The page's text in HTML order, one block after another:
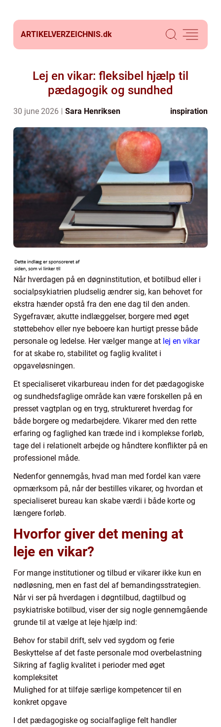
ARTIKELVERZEICHNIS.dk
Lej en vikar: fleksibel hjælp til
pædagogik og sundhed
30 june 2026 Sara Henriksen inspiration
Når hverdagen på en døgninstitution, et botilbud eller i
socialpsykiatrien pludselig ændrer sig, kan behovet for
ekstra hænder opstå fra den ene dag til den anden.
Sygefravær, akutte indlæggelser, borgere med øget
støttebehov eller nye beboere kan hurtigt presse både
personale og ledelse. Her vælger mange at lej en vikar
for at skabe ro, stabilitet og faglig kvalitet i
opgaveløsningen.
Et specialiseret vikarbureau inden for det pædagogiske
og sundhedsfaglige område kan være forskellen på en
presset vagtplan og en tryg, struktureret hverdag for
både borgere og medarbejdere. Vikarer med den rette
erfaring og faglighed kan træde ind i komplekse forløb,
tage del i relationelt arbejde og håndtere konflikter på en
professionel måde.
Nedenfor gennemgås, hvad man med fordel kan være
opmærksom på, når der bestilles vikarer, og hvordan et
specialiseret bureau kan skabe værdi i både korte og
længere forløb.
Hvorfor giver det mening at
leje en vikar?
For mange institutioner og tilbud er vikarer ikke kun en
nødløsning, men en fast del af bemandingsstrategien.
Når vi ser på hverdagen i døgntilbud, dagtilbud og
psykiatriske botilbud, viser der sig nogle gennemgående
grunde til at vælge at leje hjælp ind:
Behov for stabil drift, selv ved sygdom og ferie
Beskyttelse af det faste personale mod overbelastning
Sikring af faglig kvalitet i perioder med øget
kompleksitet
Mulighed for at tilføje særlige kompetencer til en
konkret opgave
I det pædagogiske og socialfaglige felt handler